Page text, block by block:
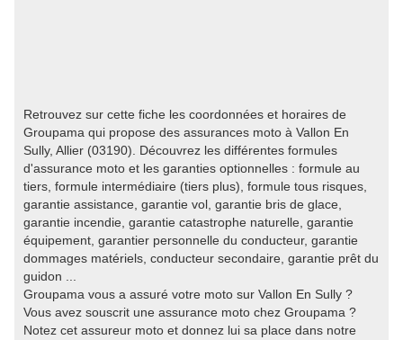
Retrouvez sur cette fiche les coordonnées et horaires de
Groupama qui propose des assurances moto à Vallon En
Sully, Allier (03190). Découvrez les différentes formules
d'assurance moto et les garanties optionnelles : formule au
tiers, formule intermédiaire (tiers plus), formule tous risques,
garantie assistance, garantie vol, garantie bris de glace,
garantie incendie, garantie catastrophe naturelle, garantie
équipement, garantier personnelle du conducteur, garantie
dommages matériels, conducteur secondaire, garantie prêt du
guidon ...
Groupama vous a assuré votre moto sur Vallon En Sully ?
Vous avez souscrit une assurance moto chez Groupama ?
Notez cet assureur moto et donnez lui sa place dans notre